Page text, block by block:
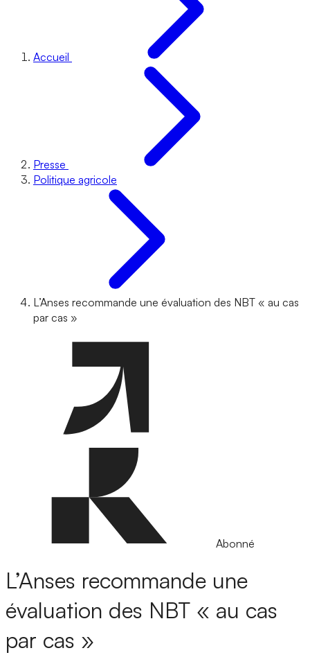
Accueil
Presse
Politique agricole
L’Anses recommande une évaluation des NBT « au cas
par cas »
Abonné
L’Anses recommande une
évaluation des NBT « au cas
par cas »